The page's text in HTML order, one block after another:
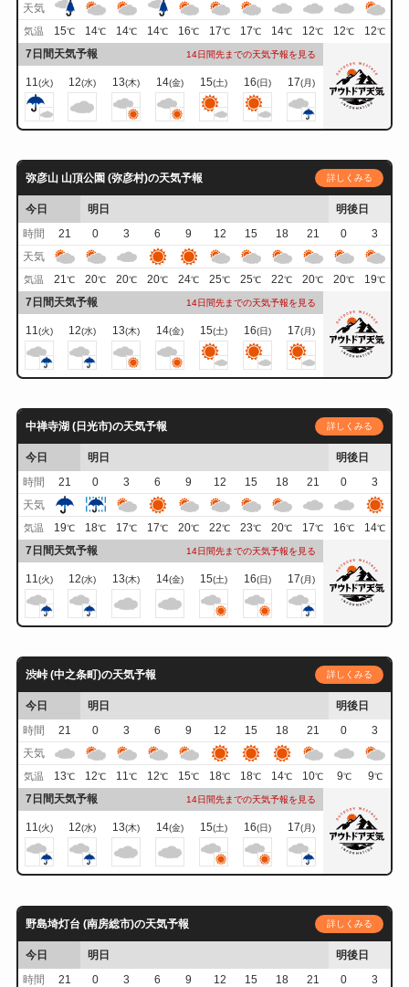
天気
気温 15℃ 14℃ 14℃ 14℃ 16℃ 17℃ 17℃ 14℃ 12℃ 12℃ 12℃
7日間天気予報 14日間先までの天気予報を見る
11(火) 12(水) 13(木) 14(金) 15(土) 16(日) 17(月)
弥彦山 山頂公園 (弥彦村)の天気予報 詳しくみる
今日 明日
明後日
時間
21 0 3 6 9 12 15 18 21 0
3
天気
気温 21℃ 20℃ 20℃ 20℃ 24℃ 25℃ 25℃ 22℃ 20℃ 20℃ 19℃
7日間天気予報 14日間先までの天気予報を見る
11(火) 12(水) 13(木) 14(金) 15(土) 16(日) 17(月)
中禅寺湖 (日光市)の天気予報 詳しくみる
今日 明日
明後日
時間
21 0 3 6 9 12 15 18 21 0
3
天気
気温 19℃ 18℃ 17℃ 17℃ 20℃ 22℃ 23℃ 20℃ 17℃ 16℃ 14℃
7日間天気予報 14日間先までの天気予報を見る
11(火) 12(水) 13(木) 14(金) 15(土) 16(日) 17(月)
渋峠 (中之条町)の天気予報 詳しくみる
今日 明日
明後日
時間
21 0 3 6 9 12 15 18 21 0
3
天気
気温 13℃ 12℃ 11℃ 12℃ 15℃ 18℃ 18℃ 14℃ 10℃ 9℃ 9℃
7日間天気予報 14日間先までの天気予報を見る
11(火) 12(水) 13(木) 14(金) 15(土) 16(日) 17(月)
野島埼灯台 (南房総市)の天気予報 詳しくみる
今日 明日
明後日
時間
21 0 3 6 9 12 15 18 21 0
3